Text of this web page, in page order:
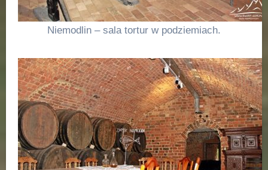
Niemodlin – sala tortur w podziemiach.